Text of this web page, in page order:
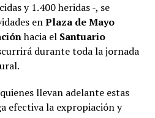
y 1.400 heridas -, se
enPlaza de Mayo
hacia el Santuario
durante toda la jornada
llevan adelante estas
efectiva la expropiación y